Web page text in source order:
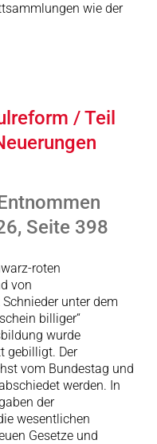
wie der
/ Teil
Seite 398
roten
von
unter dem
billiger“
wurde
gebilligt. Der
vom Bundestag und
werden. In
der
wesentlichen
Gesetze und